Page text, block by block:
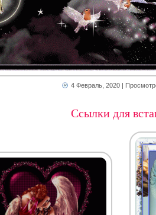
4 Февраль, 2020 |
Ссылки для